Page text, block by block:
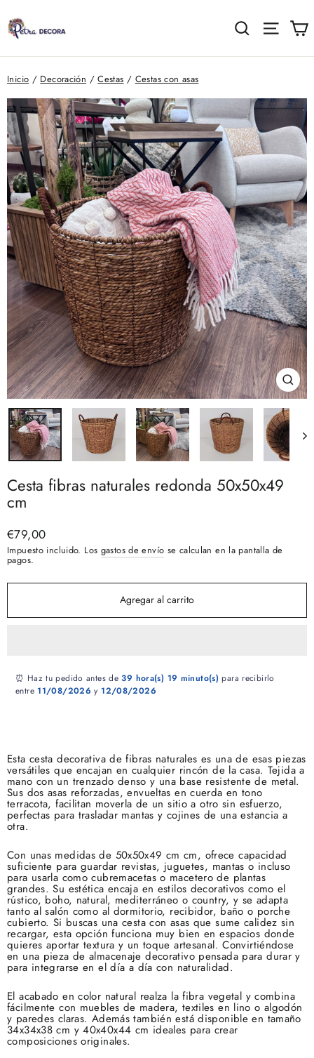
directamente
contenido
Buscar
Inicio / Decoración / Cestas / Cestas con asas
(esc)
Cesta fibras naturales redonda 50x50x49
cm
Precio
habitual
€79,00
Impuesto incluido. Los gastos de envío se calculan en la pantalla de
pagos.
Agregar al carrito
⏰ Haz tu pedido antes de39 hora(s) 19 minuto(s) para recibirlo
entre11/08/2026 y12/08/2026
Esta cesta decorativa de fibras naturales es una de esas piezas
versátiles que encajan en cualquier rincón de la casa. Tejida a
mano con un trenzado denso y una base resistente de metal.
Sus dos asas reforzadas, envueltas en cuerda en tono
terracota, facilitan moverla de un sitio a otro sin esfuerzo,
perfectas para trasladar mantas y cojines de una estancia a
otra.
Con unas medidas de 50x50x49 cm cm, ofrece capacidad
suficiente para guardar revistas, juguetes, mantas o incluso
para usarla como cubremacetas o macetero de plantas
grandes. Su estética encaja en estilos decorativos como el
rústico, boho, natural, mediterráneo o country, y se adapta
tanto al salón como al dormitorio, recibidor, baño o porche
cubierto. Si buscas una cesta con asas que sume calidez sin
recargar, esta opción funciona muy bien en espacios donde
quieres aportar textura y un toque artesanal. Convirtiéndose
en una pieza de almacenaje decorativo pensada para durar y
para integrarse en el día a día con naturalidad.
El acabado en color natural realza la fibra vegetal y combina
fácilmente con muebles de madera, textiles en lino o algodón
y paredes claras. Además también está disponible en tamaño
34x34x38 cm y 40x40x44 cm ideales para crear
composiciones originales.